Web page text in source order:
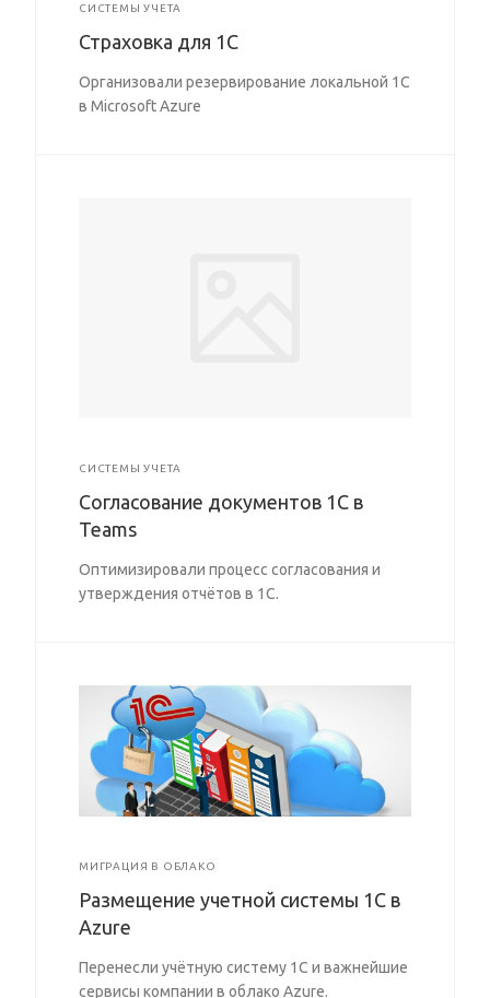
СИСТЕМЫ УЧЕТА
Страховка для 1С
Организовали резервирование локальной 1С
в Microsoft Azure
СИСТЕМЫ УЧЕТА
Согласование документов 1С в
Teams
Оптимизировали процесс согласования и
утверждения отчётов в 1С.
МИГРАЦИЯ В ОБЛАКО
Размещение учетной системы 1С в
Azure
Перенесли учётную систему 1С и важнейшие
сервисы компании в облако Azure.